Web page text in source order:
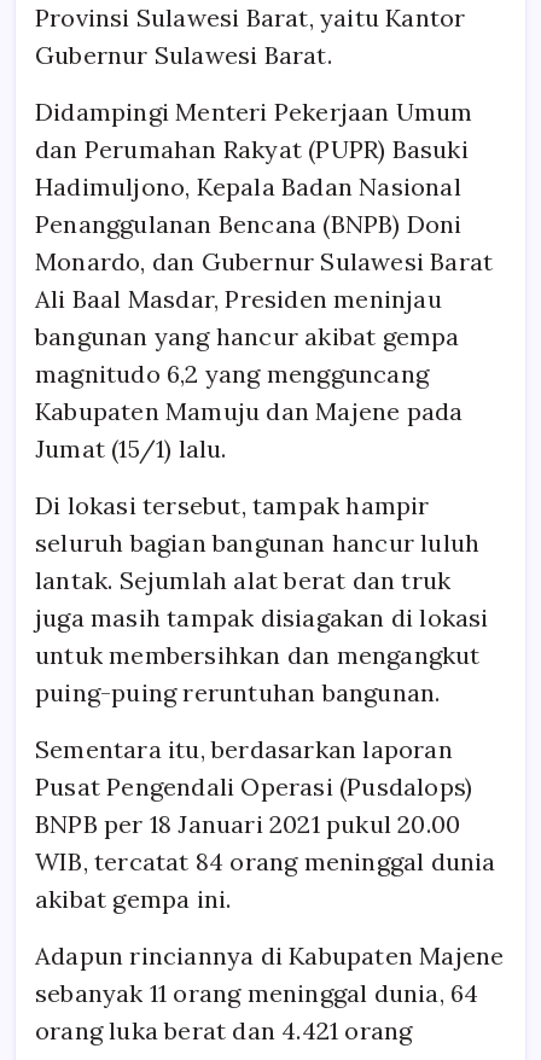
Provinsi Sulawesi Barat, yaitu Kantor
Gubernur Sulawesi Barat.
Didampingi Menteri Pekerjaan Umum
dan Perumahan Rakyat (PUPR) Basuki
Hadimuljono, Kepala Badan Nasional
Penanggulanan Bencana (BNPB) Doni
Monardo, dan Gubernur Sulawesi Barat
Ali Baal Masdar, Presiden meninjau
bangunan yang hancur akibat gempa
magnitudo 6,2 yang mengguncang
Kabupaten Mamuju dan Majene pada
Jumat (15/1) lalu.
Di lokasi tersebut, tampak hampir
seluruh bagian bangunan hancur luluh
lantak. Sejumlah alat berat dan truk
juga masih tampak disiagakan di lokasi
untuk membersihkan dan mengangkut
puing-puing reruntuhan bangunan.
Sementara itu, berdasarkan laporan
Pusat Pengendali Operasi (Pusdalops)
BNPB per 18 Januari 2021 pukul 20.00
WIB, tercatat 84 orang meninggal dunia
akibat gempa ini.
Adapun rinciannya di Kabupaten Majene
sebanyak 11 orang meninggal dunia, 64
orang luka berat dan 4.421 orang